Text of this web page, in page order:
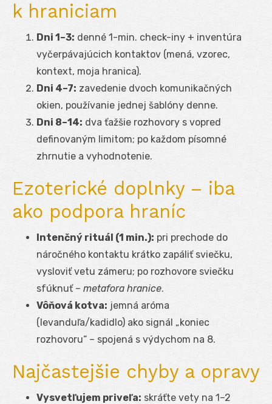
k hraniciam
Dni 1–3: denné 1-min. check-iny + inventúra
vyčerpávajúcich kontaktov (mená, vzorec,
kontext, moja hranica).
Dni 4–7: zavedenie dvoch komunikačných
okien, používanie jednej šablóny denne.
Dni 8–14: dva ťažšie rozhovory s vopred
definovaným limitom; po každom písomné
zhrnutie a vyhodnotenie.
Ezoterické doplnky – iba
ako podpora hraníc
Intenčný rituál (1 min.): pri prechode do
náročného kontaktu krátko zapáliť sviečku,
vysloviť vetu zámeru; po rozhovore sviečku
sfúknuť – metafora hranice.
Vôňová kotva: jemná aróma
(levanduľa/kadidlo) ako signál „koniec
rozhovoru“ – spojená s výdychom na 8.
Najčastejšie chyby a opravy
Vysvetľujem priveľa: skráťte vety na 1–2